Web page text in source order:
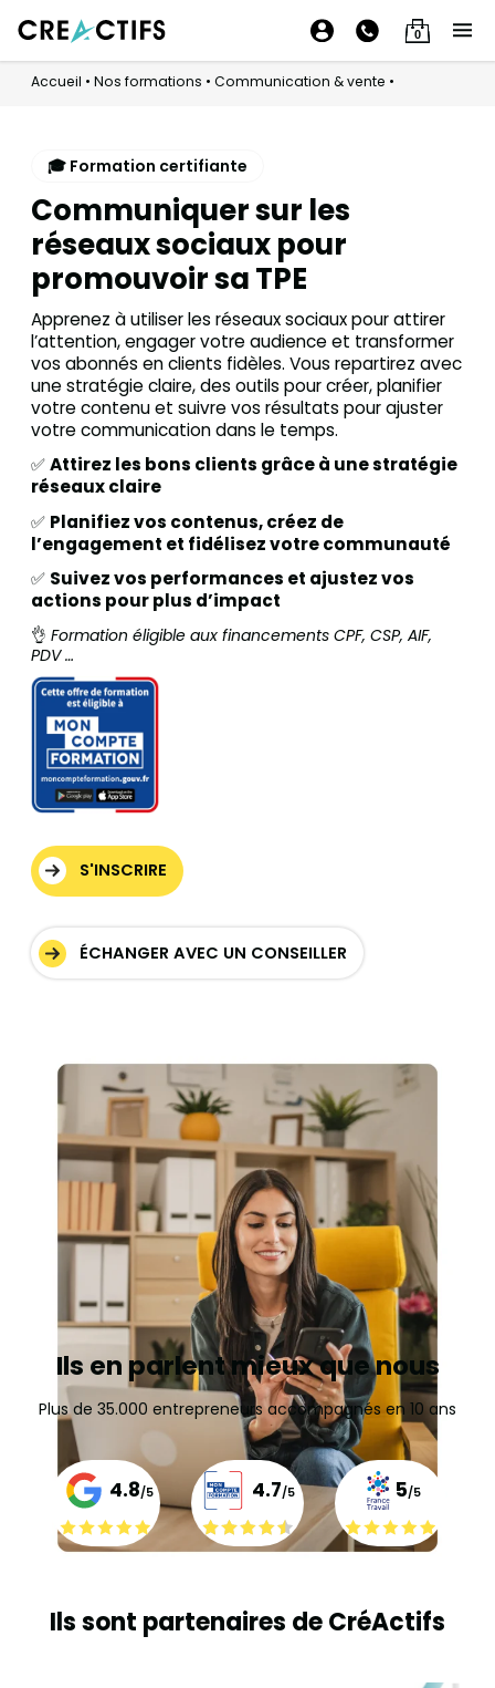
0
Accueil • Nos formations • Communication & vente •
🎓 Formation certifiante
Communiquer sur les
réseaux sociaux pour
promouvoir sa TPE
Apprenez à utiliser les réseaux sociaux pour attirer
l’attention, engager votre audience et transformer
vos abonnés en clients fidèles. Vous repartirez avec
une stratégie claire, des outils pour créer, planifier
votre contenu et suivre vos résultats pour ajuster
votre communication dans le temps.
✅Attirez les bons clients grâce à une stratégie
réseaux claire
✅ Planifiez vos contenus, créez de
l’engagement et fidélisez votre communauté
✅ Suivez vos performances et ajustez vos
actions pour plus d’impact
👌 Formation éligible aux financements CPF, CSP, AIF,
PDV …
S'INSCRIRE
ÉCHANGER AVEC UN CONSEILLER
Ils en parlent mieux que nous
Plus de 35.000 entrepreneurs accompagnés en 10 ans
4.8/5 4.7/5 5/5
Ils sont partenaires de CréActifs